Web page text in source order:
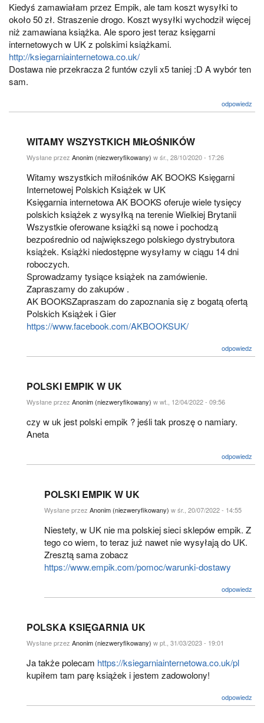
Kiedyś zamawiałam przez Empik, ale tam koszt wysyłki to
około 50 zł. Straszenie drogo. Koszt wysyłki wychodził więcej
niż zamawiana książka. Ale sporo jest teraz księgarni
internetowych w UK z polskimi książkami.
http://ksiegarniainternetowa.co.uk/
Dostawa nie przekracza 2 funtów czyli x5 taniej :D A wybór ten
sam.
odpowiedz
WITAMY WSZYSTKICH MIŁOŚNIKÓW
Wysłane przez Anonim (niezweryfikowany) w śr., 28/10/2020 - 17:26
Witamy wszystkich miłośników AK BOOKS Księgarni
Internetowej Polskich Książek w UK
Księgarnia internetowa AK BOOKS oferuje wiele tysięcy
polskich książek z wysyłką na terenie Wielkiej Brytanii
Wszystkie oferowane książki są nowe i pochodzą
bezpośrednio od największego polskiego dystrybutora
książek. Książki niedostępne wysyłamy w ciągu 14 dni
roboczych.
Sprowadzamy tysiące książek na zamówienie.
Zapraszamy do zakupów .
AK BOOKSZapraszam do zapoznania się z bogatą ofertą
Polskich Książek i Gier
https://www.facebook.com/AKBOOKSUK/
odpowiedz
POLSKI EMPIK W UK
Wysłane przez Anonim (niezweryfikowany) w wt., 12/04/2022 - 09:56
czy w uk jest polski empik ? jeśli tak proszę o namiary.
Aneta
odpowiedz
POLSKI EMPIK W UK
Wysłane przez Anonim (niezweryfikowany) w śr., 20/07/2022 - 14:55
Niestety, w UK nie ma polskiej sieci sklepów empik. Z
tego co wiem, to teraz już nawet nie wysyłają do UK.
Zresztą sama zobacz
https://www.empik.com/pomoc/warunki-dostawy
odpowiedz
POLSKA KSIĘGARNIA UK
Wysłane przez Anonim (niezweryfikowany) w pt., 31/03/2023 - 19:01
Ja także polecam https://ksiegarniainternetowa.co.uk/pl
kupiłem tam parę książek i jestem zadowolony!
odpowiedz